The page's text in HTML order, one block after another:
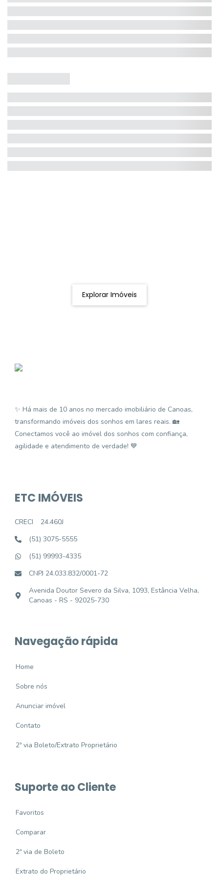
Explorar Imóveis
✨ Há mais de 10 anos no mercado imobiliário de Canoas,
transformando imóveis dos sonhos em lares reais. 🏡
Conectamos você ao imóvel dos sonhos com confiança,
agilidade e atendimento de verdade! 💙
ETC IMÓVEIS
CRECI
24.460J
(51) 3075-5555
(51) 99993-4335
CNPJ 24.033.832/0001-72
Avenida Doutor Severo da Silva, 1093, Estância Velha,
Canoas - RS - 92025-730
Navegação rápida
Home
Sobre nós
Anunciar imóvel
Contato
2ª via Boleto/Extrato Proprietário
Suporte ao Cliente
Favoritos
Comparar
2ª via de Boleto
Extrato do Proprietário